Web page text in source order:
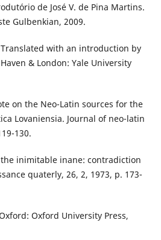
de José V. de Pina Martins.
Gulbenkian, 2009.
Translated with an introduction by
& London: Yale University
on the Neo-Latin sources for the
Lovaniensia. Journal of neo-latin
130.
the inimitable inane: contradiction
quaterly, 26, 2, 1973, p. 173-
Oxford University Press,